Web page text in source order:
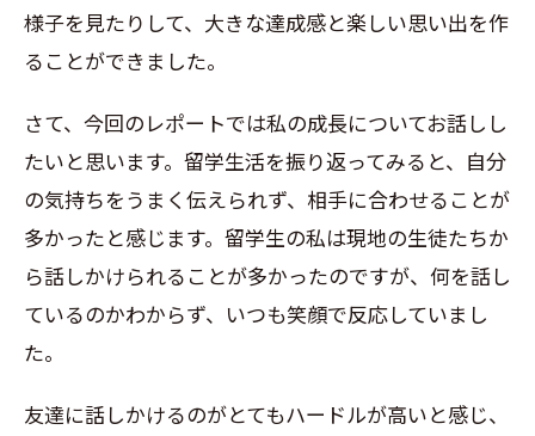
様子を見たりして、大きな達成感と楽しい思い出を作
ることができました。
さて、今回のレポートでは私の成長についてお話しし
たいと思います。留学生活を振り返ってみると、自分
の気持ちをうまく伝えられず、相手に合わせることが
多かったと感じます。留学生の私は現地の生徒たちか
ら話しかけられることが多かったのですが、何を話し
ているのかわからず、いつも笑顔で反応していまし
た。
友達に話しかけるのがとてもハードルが高いと感じ、